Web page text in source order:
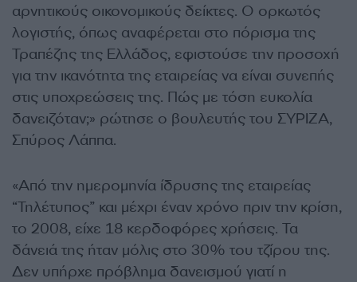
αρνητικούς οικονομικούς δείκτες. Ο ορκωτός
λογιστής, όπως αναφέρεται στο πόρισμα της
Τραπέζης της Ελλάδος, εφιστούσε την προσοχή
για την ικανότητα της εταιρείας να είναι συνεπής
στις υποχρεώσεις της. Πώς με τόση ευκολία
δανειζόταν;» ρώτησε ο βουλευτής του ΣΥΡΙΖΑ,
Σπύρος Λάππα.
«Από την ημερομηνία ίδρυσης της εταιρείας
“Τηλέτυπος” και μέχρι έναν χρόνο πριν την κρίση,
το 2008, είχε 18 κερδοφόρες χρήσεις. Τα
δάνειά της ήταν μόλις στο 30% του τζίρου της.
Δεν υπήρχε πρόβλημα δανεισμού γιατί η